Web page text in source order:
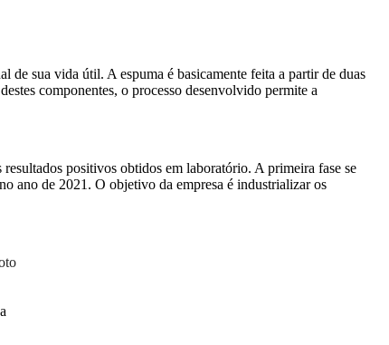
de sua vida útil. A espuma é basicamente feita a partir de duas
componentes, o processo desenvolvido permite a
positivos obtidos em laboratório. A primeira fase se
ano de 2021. O objetivo da empresa é industrializar os